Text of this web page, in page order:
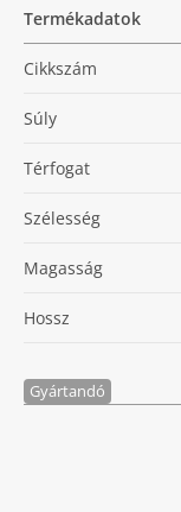
Termékadatok
Cikkszám
Súly
Térfogat
Szélesség
Magasság
Hossz
Gyártandó